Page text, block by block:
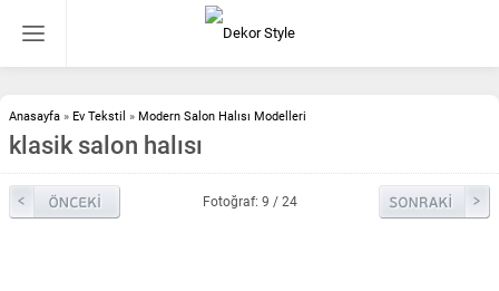
Anasayfa » Ev Tekstil » Modern Salon Halısı Modelleri
klasik salon halısı
Fotoğraf: 9 / 24